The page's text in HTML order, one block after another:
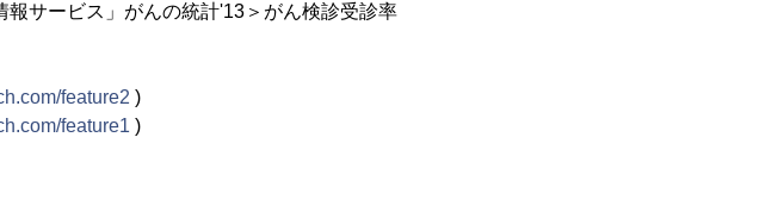
サービス」がんの統計'13＞がん検診受診率
feature2 )
feature1 )